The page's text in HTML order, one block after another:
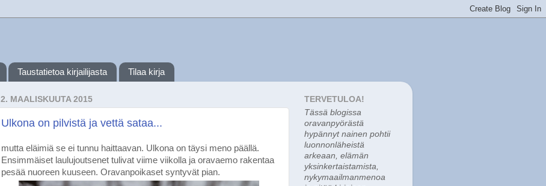
Taustatietoa kirjailijasta Tilaa kirja
2. MAALISKUUTA 2015
Ulkona on pilvistä ja vettä sataa...
mutta eläimiä se ei tunnu haittaavan. Ulkona on täysi meno päällä.
Ensimmäiset laulujoutsenet tulivat viime viikolla ja oravaemo rakentaa
pesää nuoreen kuuseen. Oravanpoikaset syntyvät pian.
TERVETULOA!
Tässä blogissa
oravanpyörästä
hypännyt nainen pohtii
luonnonläheistä
arkeaan, elämän
yksinkertaistamista,
nykymaailmanmenoa